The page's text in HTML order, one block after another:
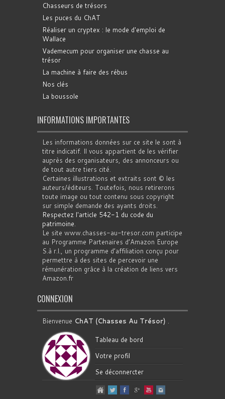
Chasseurs de trésors
Les puces du ChAT
Réaliser un cryptex : le mode d'emploi de
Wallace
Vademecum pour organiser une chasse au
trésor
La machine à faire des rébus
Nos clés
La boussole
INFORMATIONS IMPORTANTES
Les informations données sur ce site le sont à
titre indicatif. Il vous appartient de les vérifier
auprès des organisateurs, des annonceurs ou
de tout autre tiers cité.
Certaines illustrations et extraits sont © les
auteurs/éditeurs. Toutefois, nous retirerons
toute image ou tout contenu sous copyright
sur simple demande des ayants droits.
Respectez l'article 542-1 du code du
patrimoine.
Le site www.chasses-au-tresor.com participe
au Programme Partenaires d’Amazon Europe
S.à r.l., un programme d’affiliation conçu pour
permettre à des sites de percevoir une
rémunération grâce à la création de liens vers
Amazon.fr
CONNEXION
Bienvenue ChAT (Chasses Au Trésor) .
Tableau de bord
Votre profil
Se déconnercter